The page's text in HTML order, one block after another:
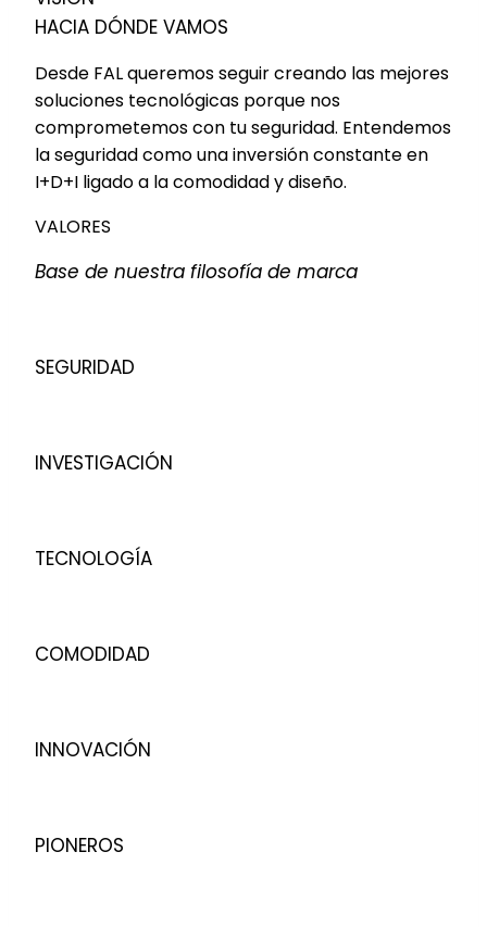
HACIA DÓNDE VAMOS
Desde FAL queremos seguir creando las mejores
soluciones tecnológicas porque nos
comprometemos con tu seguridad. Entendemos
la seguridad como una inversión constante en
I+D+I ligado a la comodidad y diseño.
VALORES
Base de nuestra filosofía de marca
SEGURIDAD
INVESTIGACIÓN
TECNOLOGÍA
COMODIDAD
INNOVACIÓN
PIONEROS